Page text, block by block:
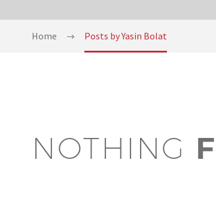
Home Posts by Yasin Bolat
NOTHING